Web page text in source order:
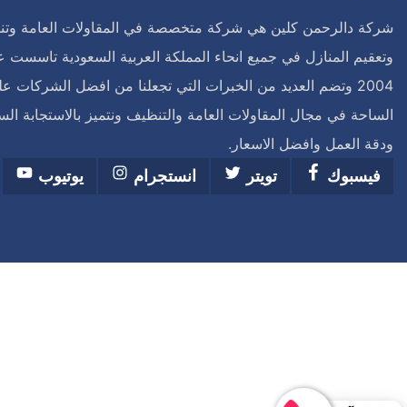
شركة دالرحمن كلين هي شركة متخصصة في المقاولات العامة
وتعقيم المنازل في جميع انحاء المملكة العربية السعودية تاسست
2004 وتضم العديد من الخبرات التي تجعلنا من افضل الشركات
الساحة في مجال المقاولات العامة والتنظيف ونتميز بالاستجابة
ودقة العمل وافضل الاسعار.
فيسبوك
تويتر انستجرام يوتيوب